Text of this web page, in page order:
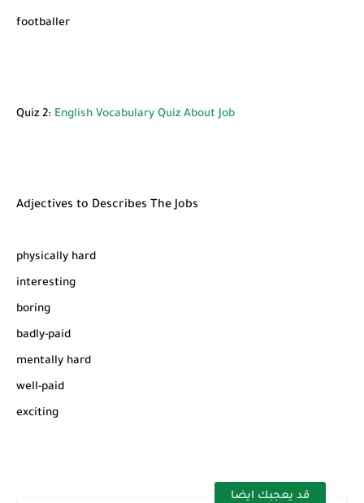
footballer
Quiz 2: English Vocabulary Quiz About Job
Adjectives to Describes The Jobs
physically hard
interesting
boring
badly-paid
mentally hard
well-paid
exciting
قد يعجبك ايضا